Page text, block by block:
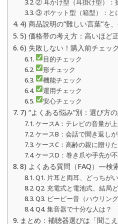
② 耳かけ型（耳掛け型）：
③ ポケット型（箱型）：と
4) 商品説明の“難しい言葉”を
5) 価格帯の考え方：高いほど
6) 失敗しない！購入前チェッ
目的チェック
形チェック
機能チェック
運用チェック
安心チェック
7) “よくある悩み”別：選び方
ケースA：テレビの音量が
ケースB：会話で聞き返し
ケースC：高齢の親に贈り
ケースD：巻き爪や手先が
8) よくある質問（FAQ）—検
Q1. 片耳と両耳、どっちが
Q2. 充電式と電池式、結局
Q3. ピーピー音（ハウリン
Q4. 集音器で十分な人は？
まとめ：補聴器選びは「聞こ